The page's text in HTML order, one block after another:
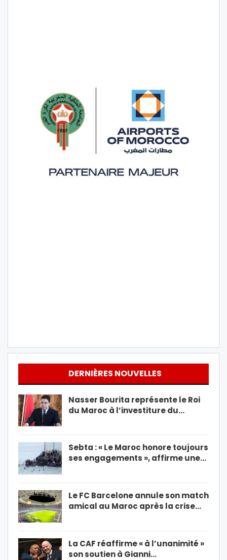
DERNIÈRES NOUVELLES
Nasser Bourita représente le Roi
du Maroc à l’investiture du…
Sebta : « Le Maroc honore toujours
ses engagements », affirme une…
Le FC Barcelone annule son match
amical au Maroc après la crise…
La CAF réaffirme « à l’unanimité »
son soutien à Gianni…